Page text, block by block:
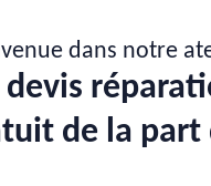
dans notre
devis
de la part